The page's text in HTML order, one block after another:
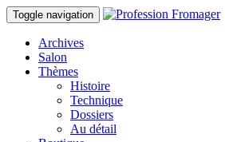
Toggle navigation
Archives
Salon
Thèmes
Histoire
Technique
Dossiers
Au détail